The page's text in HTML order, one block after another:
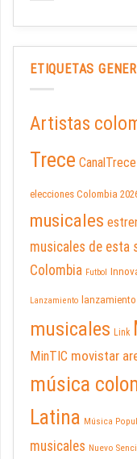
ETIQUETAS
Artistas
Trece CanalTrece
elecciones Colombia
musicales
musicales de esta
Colombia Futbol
Lanzamiento
musicales Link
MinTIC movistar
música
Latina Música
musicales Nuevo